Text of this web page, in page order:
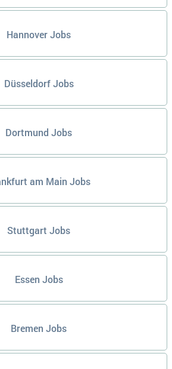
Hannover Jobs
Düsseldorf Jobs
Dortmund Jobs
am Main Jobs
Stuttgart Jobs
Essen Jobs
Bremen Jobs